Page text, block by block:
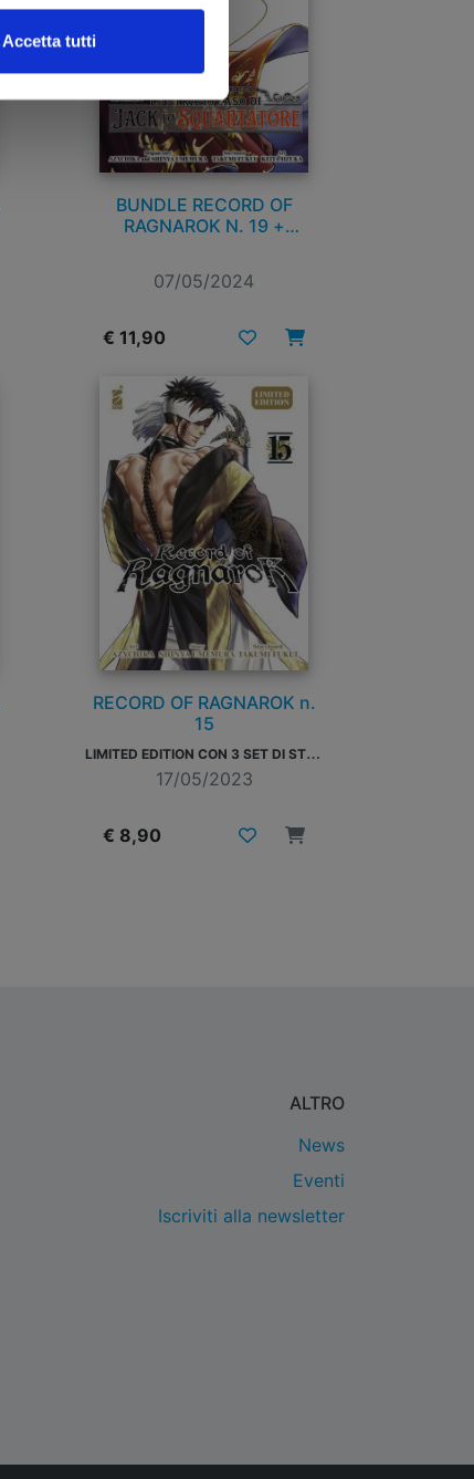
Accetta tutti
BUNDLE RECORD OF
RAGNAROK N. 19 +
LO SQUARTATORE N. 1
07/05/2024
€ 11,90
RECORD OF RAGNAROK n.
15
L
IMITED EDITION CON 3 SET DI STICKER
17/05/2023
€ 8,90
ALTRO
News
Eventi
Iscriviti alla newsletter